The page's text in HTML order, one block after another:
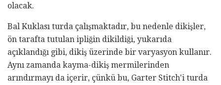
olacak.
Bal Kuklası turda çalışmaktadır, bu nedenle dikişler,
ön tarafta tutulan ipliğin dikildiği, yukarıda
açıklandığı gibi, dikiş üzerinde bir varyasyon kullanır.
Aynı zamanda kayma-dikiş mermilerinden
arındırmayı da içerir, çünkü bu, Garter Stitch'i turda